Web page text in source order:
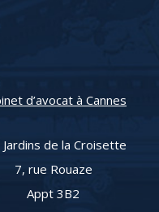
d’avocat à Cannes
Jardins de la Croisette
7, rue Rouaze
Appt 3B2